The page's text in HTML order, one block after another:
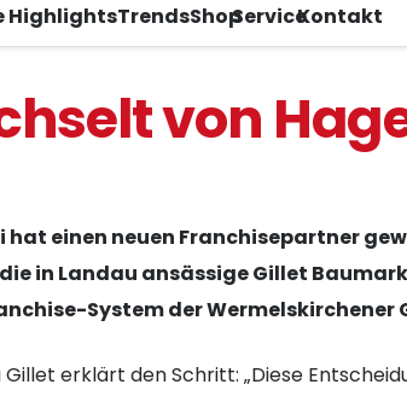
HighlightsTrendsShopServiceKontakt
von
einen neuen Franchisepartner
in Landau ansässige Gillet
System der Wermelskirchener
erklärt den Schritt: „Diese